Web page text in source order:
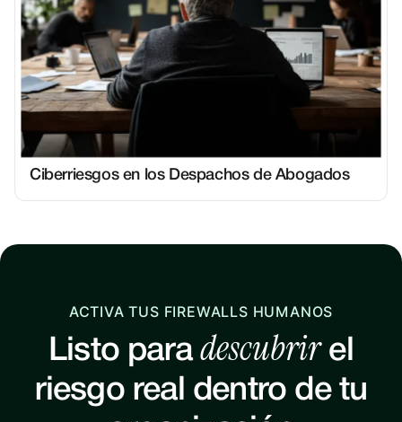
Ciberriesgos en los Despachos de Abogados
ACTIVA TUS FIREWALLS HUMANOS
Listo paradescubrirel
riesgo real dentro de tu